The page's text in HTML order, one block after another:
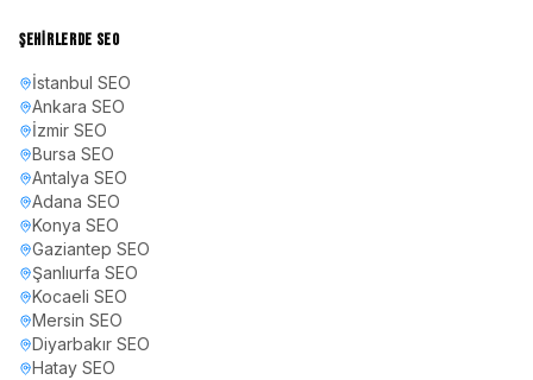
ŞEHIRLERDE SEO
İstanbul SEO
Ankara SEO
İzmir SEO
Bursa SEO
Antalya SEO
Adana SEO
Konya SEO
Gaziantep SEO
Şanlıurfa SEO
Kocaeli SEO
Mersin SEO
Diyarbakır SEO
Hatay SEO